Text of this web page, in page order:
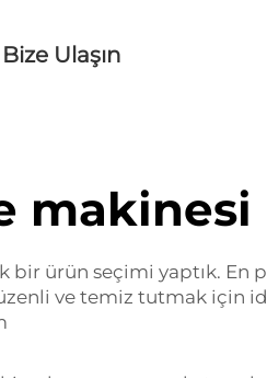
Bize Ulaşın
makinesi
bir ürün seçimi yaptık. En
ve temiz tutmak için